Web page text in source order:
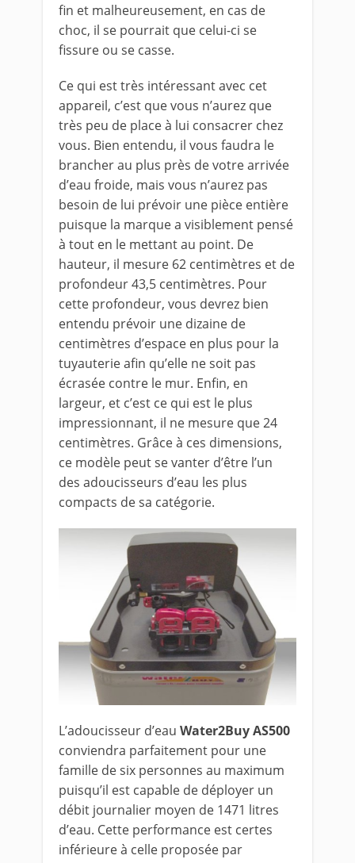
fin et malheureusement, en cas de
choc, il se pourrait que celui-ci se
fissure ou se casse.
Ce qui est très intéressant avec cet
appareil, c’est que vous n’aurez que
très peu de place à lui consacrer chez
vous. Bien entendu, il vous faudra le
brancher au plus près de votre arrivée
d’eau froide, mais vous n’aurez pas
besoin de lui prévoir une pièce entière
puisque la marque a visiblement pensé
à tout en le mettant au point. De
hauteur, il mesure 62 centimètres et de
profondeur 43,5 centimètres. Pour
cette profondeur, vous devrez bien
entendu prévoir une dizaine de
centimètres d’espace en plus pour la
tuyauterie afin qu’elle ne soit pas
écrasée contre le mur. Enfin, en
largeur, et c’est ce qui est le plus
impressionnant, il ne mesure que 24
centimètres. Grâce à ces dimensions,
ce modèle peut se vanter d’être l’un
des adoucisseurs d’eau les plus
compacts de sa catégorie.
L’adoucisseur d’eau Water2Buy AS500
conviendra parfaitement pour une
famille de six personnes au maximum
puisqu’il est capable de déployer un
débit journalier moyen de 1471 litres
d’eau. Cette performance est certes
inférieure à celle proposée par